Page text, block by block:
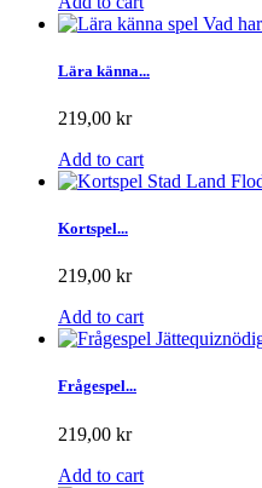
Lära känna...
219,00 kr
Add to cart
Kortspel...
219,00 kr
Add to cart
Frågespel...
219,00 kr
Add to cart